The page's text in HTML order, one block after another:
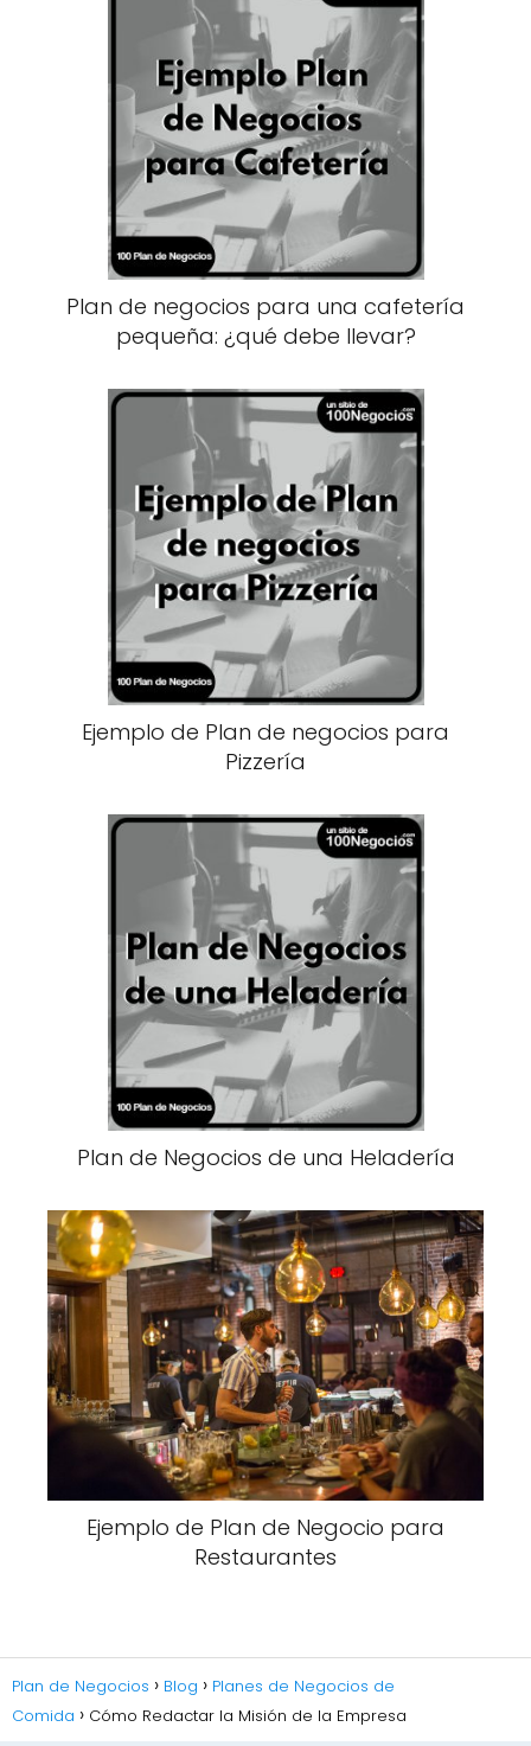
Plan de negocios para una cafetería
pequeña: ¿qué debe llevar?
Ejemplo de Plan de negocios para
Pizzería
Plan de Negocios de una Heladería
Ejemplo de Plan de Negocio para
Restaurantes
Plan de Negocios Blog
Planes de Negocios de
Comida
Cómo Redactar la Misión de la Empresa